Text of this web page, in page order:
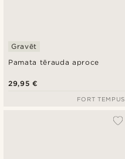
Pamata tērauda aproce
Gravēt
29,95 €
FORT TEMPUS